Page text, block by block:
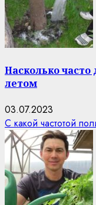
Насколько
летом
03.07.2023
С какой частотой